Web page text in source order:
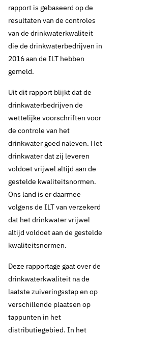
De kwaliteit van het
drinkwater in
Nederland is
uitstekend
7 december 2017 Nieuws
rapport is gebaseerd op de
resultaten van de controles
van de drinkwaterkwaliteit
die de drinkwaterbedrijven in
2016 aan de ILT hebben
gemeld.
Uit dit rapport blijkt dat de
drinkwaterbedrijven de
wettelijke voorschriften voor
de controle van het
drinkwater goed naleven. Het
drinkwater dat zij leveren
voldoet vrijwel altijd aan de
gestelde kwaliteitsnormen.
Ons land is er daarmee
volgens de ILT van verzekerd
dat het drinkwater vrijwel
altijd voldoet aan de gestelde
kwaliteitsnormen.
Deze rapportage gaat over de
drinkwaterkwaliteit na de
laatste zuiveringsstap en op
verschillende plaatsen op
tappunten in het
distributiegebied. In het